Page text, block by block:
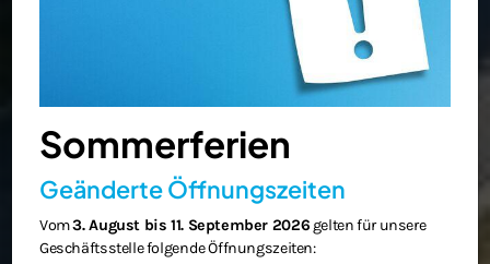
Sommerferien
Geänderte Öffnungszeiten
Vom3. August bis 11. September 2026 gelten für unsere
Geschäftsstelle folgende Öffnungszeiten: